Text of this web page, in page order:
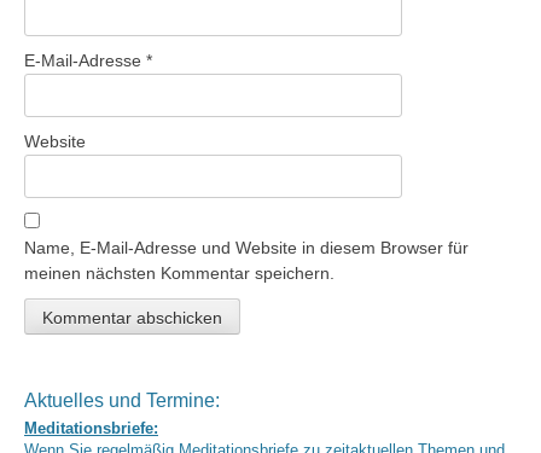
E-Mail-Adresse *
Website
Name, E-Mail-Adresse und Website in diesem Browser für
meinen nächsten Kommentar speichern.
Aktuelles und Termine:
Meditationsbriefe: